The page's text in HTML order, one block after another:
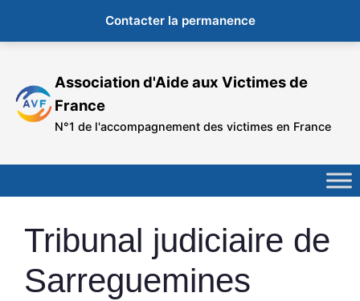
contenu
Contacter la permanence
Association d'Aide aux Victimes de
France
N°1 de l'accompagnement des victimes en France
Tribunal judiciaire de
Sarreguemines